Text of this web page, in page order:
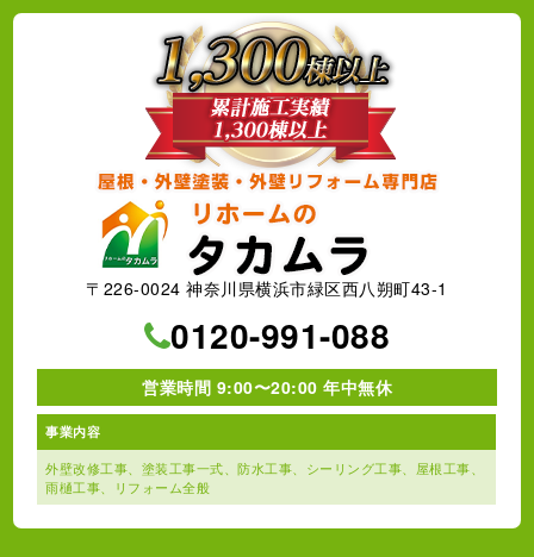
〒226-0024 神奈川県横浜市緑区西八朔町43-1
0120-991-088
営業時間 9:00〜20:00 年中無休
事業内容
外壁改修工事、塗装工事⼀式、防水工事、シーリング工事、 屋根工事、
雨樋工事、
リフォーム全般